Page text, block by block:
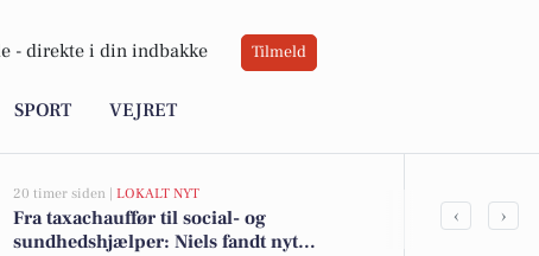
- direkte i din indbakke Tilmeld
SPORT VEJRET
20 timer siden | LOKALT NYT
Fra taxachauffør til social- og
sundhedshjælper: Niels fandt nyt
Få Lambi
‹ ›